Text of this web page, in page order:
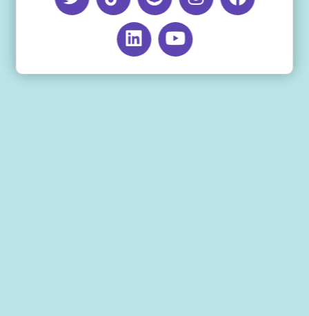
اخر تحديث للمقال: يونيو 27, 2026